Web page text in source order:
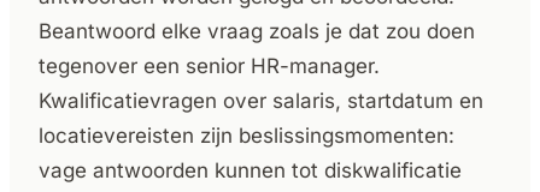
Beantwoord elke vraag zoals je dat zou doen
tegenover een senior HR-manager.
Kwalificatievragen over salaris, startdatum en
locatievereisten zijn beslissingsmomenten:
vage antwoorden kunnen tot diskwalificatie